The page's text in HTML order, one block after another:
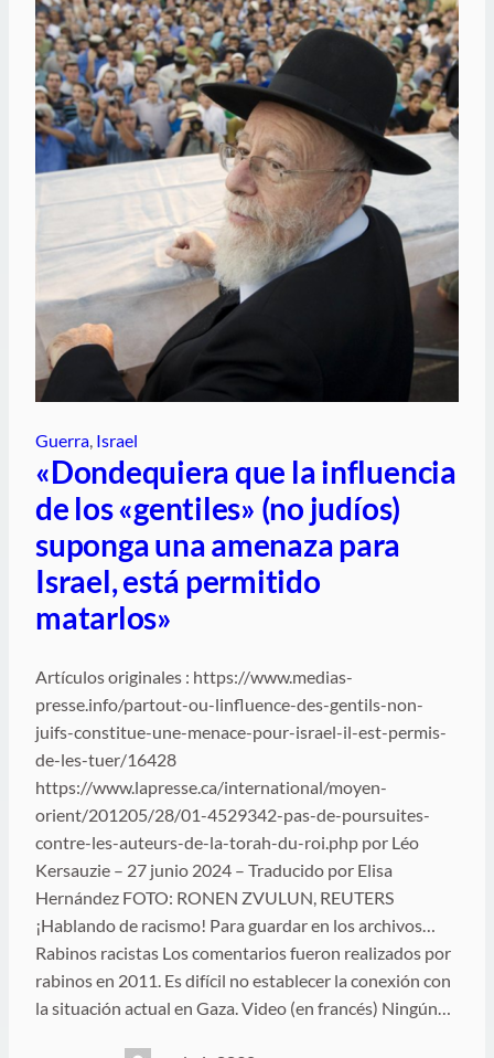
Guerra, Israel
«Dondequiera que la influencia
de los «gentiles» (no judíos)
suponga una amenaza para
Israel, está permitido
matarlos»
Artículos originales : https://www.medias-
presse.info/partout-ou-linfluence-des-gentils-non-
juifs-constitue-une-menace-pour-israel-il-est-permis-
de-les-tuer/16428
https://www.lapresse.ca/international/moyen-
orient/201205/28/01-4529342-pas-de-poursuites-
contre-les-auteurs-de-la-torah-du-roi.php por Léo
Kersauzie – 27 junio 2024 – Traducido por Elisa
Hernández FOTO: RONEN ZVULUN, REUTERS
¡Hablando de racismo! Para guardar en los archivos…
Rabinos racistas Los comentarios fueron realizados por
rabinos en 2011. Es difícil no establecer la conexión con
la situación actual en Gaza. Video (en francés) Ningún…